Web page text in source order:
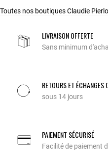
Toutes nos boutiques Claudie
LIVRAISON OFFERTE
Sans minimum
RETOURS ET ÉCHANGES
sous 14 jours
PAIEMENT SÉCURISÉ
Facilité de paiement